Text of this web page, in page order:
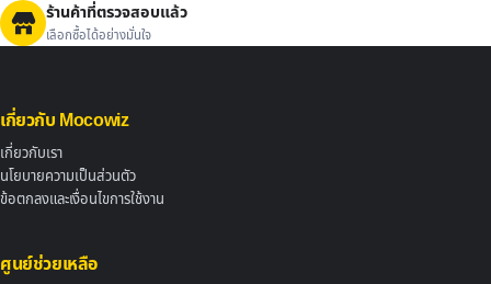
ร้านค้าที่ตรวจสอบแล้ว
เลือกซื้อได้อย่างมั่นใจ
เกี่ยวกับ Mocowiz
เกี่ยวกับเรา
นโยบายความเป็นส่วนตัว
ข้อตกลงและเงื่อนไขการใช้งาน
ศูนย์ช่วยเหลือ